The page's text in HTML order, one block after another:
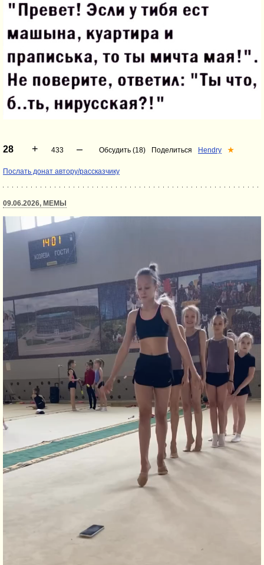
28 + 433 – Обсудить (18) Поделиться Hendry ★
Послать донат автору/рассказчику
09.06.2026, МЕМЫ